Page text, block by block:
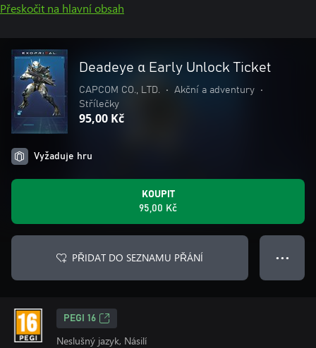
Přeskočit na hlavní obsah
Deadeye α Early Unlock Ticket
CAPCOM CO., LTD. • Akční a adventury
•
Střílečky
95,00 Kč
Vyžaduje hru
KOUPIT
95,00 Kč
PŘIDAT DO SEZNAMU PŘÁNÍ ● ● ●
PEGI 16
Neslušný jazyk, Násilí